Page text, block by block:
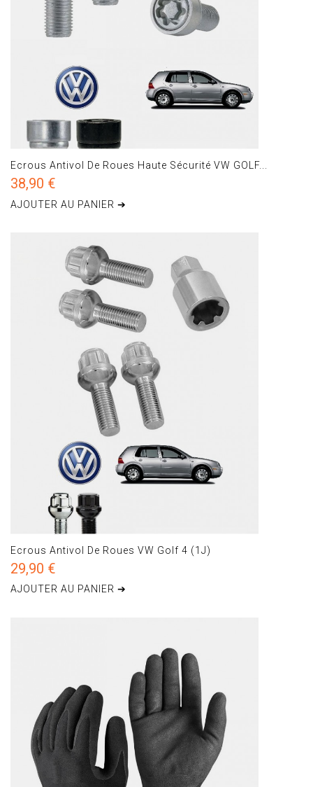
Ecrous Antivol De Roues Haute Sécurité VW GOLF...
38,90 €
AJOUTER AU PANIER ➔
Ecrous Antivol De Roues VW Golf 4 (1J)
29,90 €
AJOUTER AU PANIER ➔